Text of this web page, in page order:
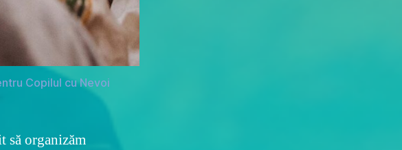
Copilul cu Nevoi
să organizăm